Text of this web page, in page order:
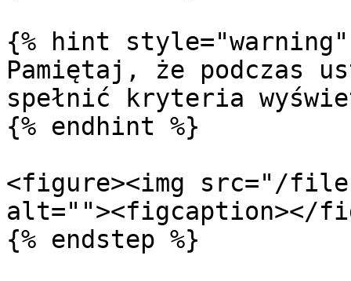
{% hint style="warning"
Pamiętaj, że podczas
spełnić kryteria
{% endhint %}
<figure><img src="/files/
alt=""><figcaption></
{% endstep %}